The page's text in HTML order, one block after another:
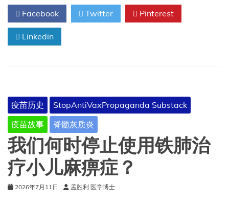
一
舰
队”
将
天
澳
大
利
亚
——
并
可
能
导
致
Facebook Twitter Pinterest
Linkedin
疫苗历史
StopAntiVaxPropaganda Substack
疫苗故事
脊髓灰质炎
我们何时停止使用铁肺治
疗小儿麻痹症？
2026年7月11日 孟胜利 医学博士